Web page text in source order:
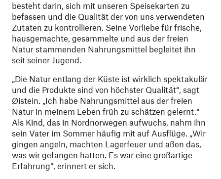
besteht darin, sich mit unseren Speisekarten zu
befassen und die Qualität der von uns verwendeten
Zutaten zu kontrollieren. Seine Vorliebe für frische,
hausgemachte, gesammelte und aus der freien
Natur stammenden Nahrungsmittel begleitet ihn
seit seiner Jugend.
„Die Natur entlang der Küste ist wirklich spektakulär
und die Produkte sind von höchster Qualität“, sagt
Øistein. „Ich habe Nahrungsmittel aus der freien
Natur in meinem Leben früh zu schätzen gelernt.“
Als Kind, das in Nordnorwegen aufwuchs, nahm ihn
sein Vater im Sommer häufig mit auf Ausflüge. „Wir
gingen angeln, machten Lagerfeuer und aßen das,
was wir gefangen hatten. Es war eine großartige
Erfahrung“, erinnert er sich.